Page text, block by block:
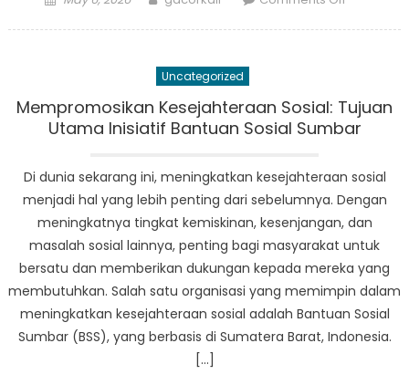
Ekonomi
Bansos
Uncategorized
Mempromosikan Kesejahteraan Sosial: Tujuan
Utama Inisiatif Bantuan Sosial Sumbar
Di dunia sekarang ini, meningkatkan kesejahteraan sosial
menjadi hal yang lebih penting dari sebelumnya. Dengan
meningkatnya tingkat kemiskinan, kesenjangan, dan
masalah sosial lainnya, penting bagi masyarakat untuk
bersatu dan memberikan dukungan kepada mereka yang
membutuhkan. Salah satu organisasi yang memimpin dalam
meningkatkan kesejahteraan sosial adalah Bantuan Sosial
Sumbar (BSS), yang berbasis di Sumatera Barat, Indonesia.
[…]